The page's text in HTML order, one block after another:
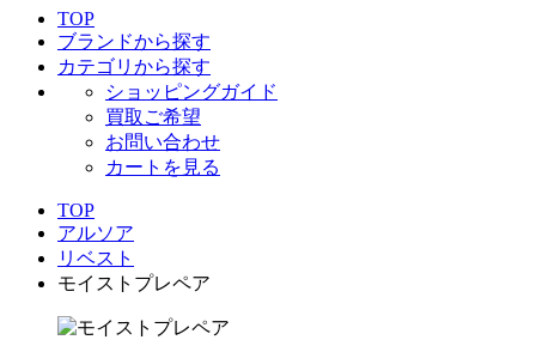
TOP
ブランドから探す
カテゴリから探す
ショッピングガイド
買取ご希望
お問い合わせ
カートを見る
TOP
アルソア
リベスト
モイストプレペア